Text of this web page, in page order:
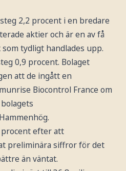
2,2 procent i en bredare
aktier och är en av få
tydligt handlades upp.
0,9 procent. Bolaget
att de ingått en
Biocontrol France om
procent efter att
preliminära siffror för det
än väntat.